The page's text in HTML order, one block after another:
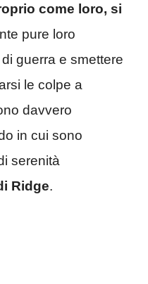
come loro, si
pure loro
guerra e smettere
le colpe a
davvero
in cui sono
serenità
Ridge.